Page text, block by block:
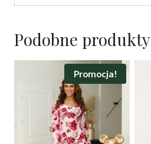
Podobne produkty
Promocja!